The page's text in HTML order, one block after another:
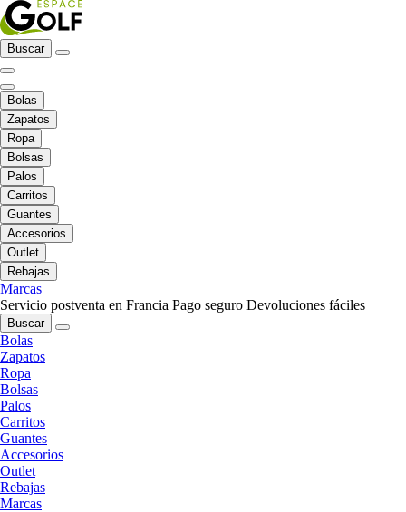
Buscar
Bolas
Zapatos
Ropa
Bolsas
Palos
Carritos
Guantes
Accesorios
Outlet
Rebajas
Marcas
Servicio postventa en Francia Pago seguro Devoluciones fáciles
Buscar
Bolas
Zapatos
Ropa
Bolsas
Palos
Carritos
Guantes
Accesorios
Outlet
Rebajas
Marcas